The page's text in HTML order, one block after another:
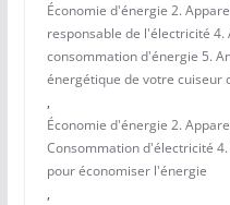
Économie d'énergie 2.
responsable de l'électricité
consommation d'énergie 5.
énergétique de votre cuiseur
,
Économie d'énergie 2.
Consommation d'électricité
pour économiser l'énergie
,